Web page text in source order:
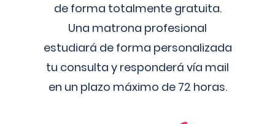
de forma totalmente gratuita.
Una matrona profesional
estudiará de forma personalizada
tu consulta y responderá vía mail
en un plazo máximo de 72 horas.